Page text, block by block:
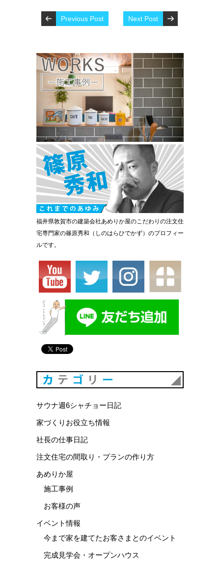
Previous Post Next Post
福井県敦賀市の建築会社あめりか屋のこだわりの注文住
宅専門家の篠原秀和（しのはらひでかず）のプロフィー
ルです。
サウナ週6シャチョー日記
家づくりお役立ち情報
社長の仕事日記
注文住宅の間取り・プランの作り方
あめりか屋
施工事例
お客様の声
イベント情報
今まで家を建てたお客さまとのイベント
完成見学会・オープンハウス